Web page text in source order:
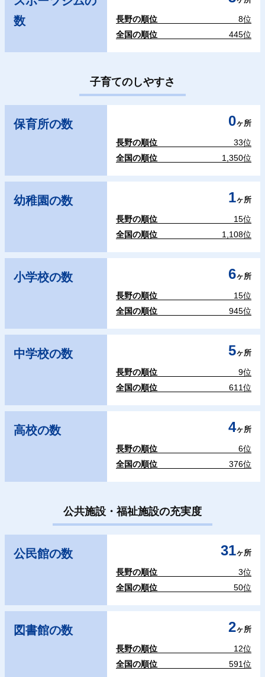
数
長野の順位
8位
全国の順位
445位
子育てのしやすさ
保育所の数 0ヶ所
長野の順位
33位
全国の順位
1,350位
幼稚園の数 1ヶ所
長野の順位
15位
全国の順位
1,108位
小学校の数 6ヶ所
長野の順位
15位
全国の順位
945位
中学校の数 5ヶ所
長野の順位
9位
全国の順位
611位
高校の数 4ヶ所
長野の順位
6位
全国の順位
376位
公共施設・福祉施設の充実度
公民館の数 31ヶ所
長野の順位
3位
全国の順位
50位
図書館の数 2ヶ所
長野の順位
12位
全国の順位
591位